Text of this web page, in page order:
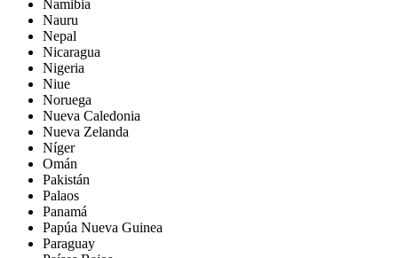
Namibia
Nauru
Nepal
Nicaragua
Nigeria
Niue
Noruega
Nueva Caledonia
Nueva Zelanda
Níger
Omán
Pakistán
Palaos
Panamá
Papúa Nueva Guinea
Paraguay